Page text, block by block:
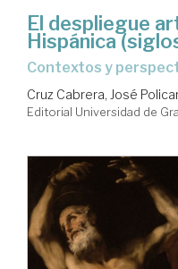
El despliegue
Hispánica
contextos y
Cruz Cabrera, José
Editorial Universidad de